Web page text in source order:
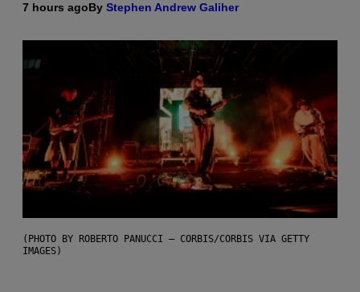
7 hours agoBy Stephen Andrew Galiher
(PHOTO BY ROBERTO PANUCCI – CORBIS/CORBIS VIA GETTY
IMAGES)